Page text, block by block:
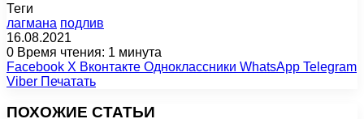
Теги
лагмана подлив
16.08.2021
0 Время чтения: 1 минута
Facebook X Вконтакте Одноклассники WhatsApp Telegram
Viber Печатать
ПОХОЖИЕ СТАТЬИ